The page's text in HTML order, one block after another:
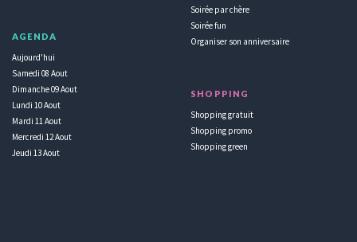
AGENDA
Aujourd'hui
Samedi 08 Aout
Dimanche 09 Aout
Lundi 10 Aout
Mardi 11 Aout
Mercredi 12 Aout
Jeudi 13 Aout
Soirée par chère
Soirée fun
Organiser son anniversaire
SHOPPING
Shopping gratuit
Shopping promo
Shopping green